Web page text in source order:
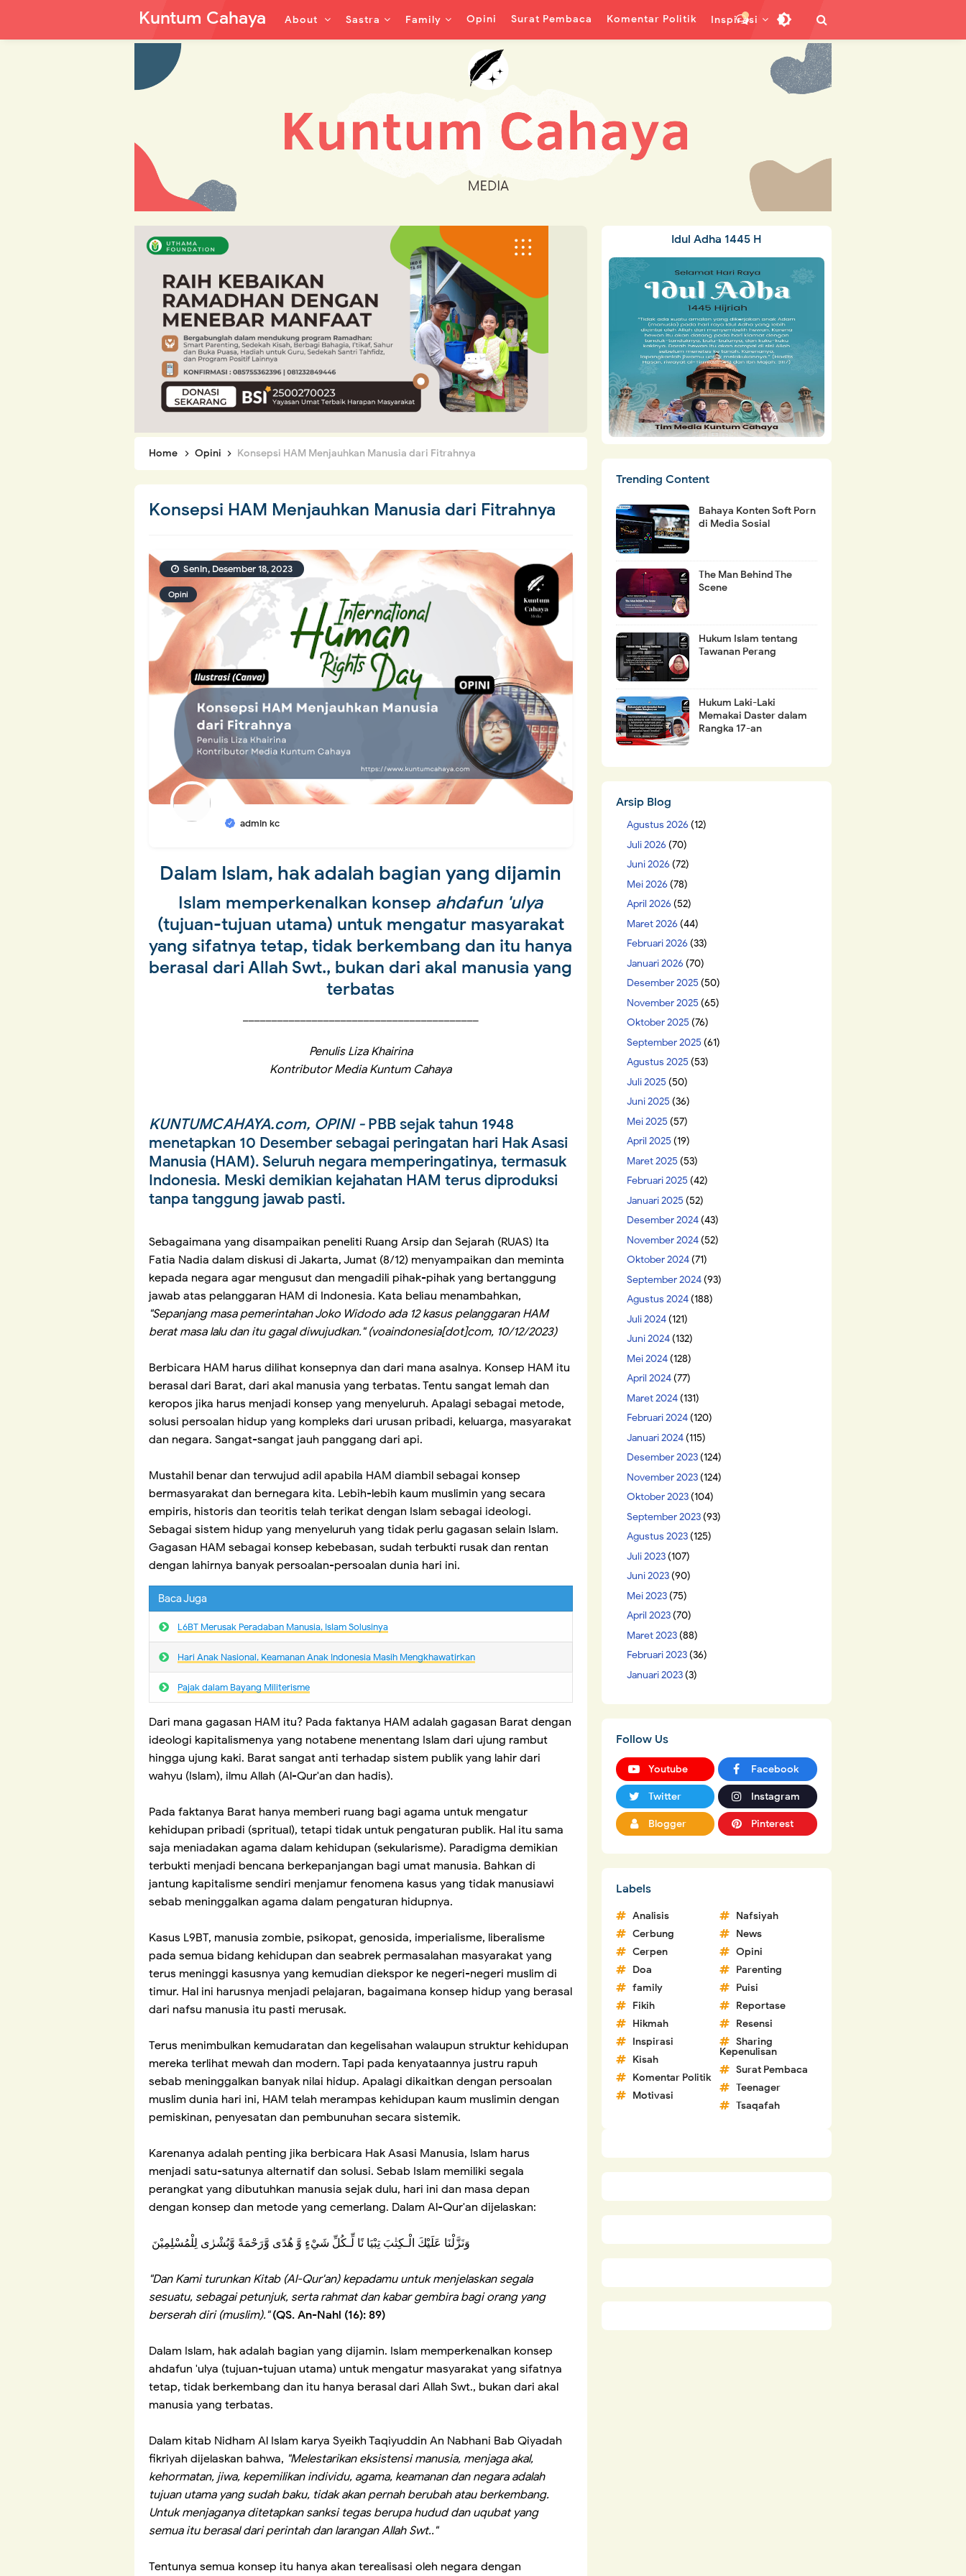
Kuntum Cahaya About Sastra Family Opini Surat Pembaca Komentar Politik Inspirasi
Home Opini Konsepsi HAM Menjauhkan Manusia dari Fitrahnya
Konsepsi HAM Menjauhkan Manusia dari Fitrahnya
Opini
admin kc
Senin, Desember 18, 2023
Dalam Islam, hak adalah bagian yang dijamin
Islam memperkenalkan konsep ahdafun 'ulya
(tujuan-tujuan utama) untuk mengatur masyarakat
yang sifatnya tetap, tidak berkembang dan itu hanya
berasal dari Allah Swt., bukan dari akal manusia yang
terbatas
Penulis Liza Khairina
Kontributor Media Kuntum Cahaya
KUNTUMCAHAYA.com, OPINI -PBB sejak tahun 1948
menetapkan 10 Desember sebagai peringatan hari Hak Asasi
Manusia (HAM). Seluruh negara memperingatinya, termasuk
Indonesia. Meski demikian kejahatan HAM terus diproduksi
tanpa tanggung jawab pasti.
Sebagaimana yang disampaikan peneliti Ruang Arsip dan Sejarah (RUAS) Ita
Fatia Nadia dalam diskusi di Jakarta, Jumat (8/12) menyampaikan dan meminta
kepada negara agar mengusut dan mengadili pihak-pihak yang bertanggung
jawab atas pelanggaran HAM di Indonesia. Kata beliau menambahkan,
"Sepanjang masa pemerintahan Joko Widodo ada 12 kasus pelanggaran HAM
berat masa lalu dan itu gagal diwujudkan." (voaindonesia[dot]com, 10/12/2023)
Berbicara HAM harus dilihat konsepnya dan dari mana asalnya. Konsep HAM itu
berasal dari Barat, dari akal manusia yang terbatas. Tentu sangat lemah dan
keropos jika harus menjadi konsep yang menyeluruh. Apalagi sebagai metode,
solusi persoalan hidup yang kompleks dari urusan pribadi, keluarga, masyarakat
dan negara. Sangat-sangat jauh panggang dari api.
Mustahil benar dan terwujud adil apabila HAM diambil sebagai konsep
bermasyarakat dan bernegara kita. Lebih-lebih kaum muslimin yang secara
empiris, historis dan teoritis telah terikat dengan Islam sebagai ideologi.
Sebagai sistem hidup yang menyeluruh yang tidak perlu gagasan selain Islam.
Gagasan HAM sebagai konsep kebebasan, sudah terbukti rusak dan rentan
dengan lahirnya banyak persoalan-persoalan dunia hari ini.
Baca Juga
L6BT Merusak Peradaban Manusia, IsIam Solusinya
Hari Anak Nasional, Keamanan Anak Indonesia Masih Mengkhawatirkan
Pajak dalam Bayang Militerisme
Dari mana gagasan HAM itu? Pada faktanya HAM adalah gagasan Barat dengan
ideologi kapitalismenya yang notabene menentang Islam dari ujung rambut
hingga ujung kaki. Barat sangat anti terhadap sistem publik yang lahir dari
wahyu (Islam), ilmu Allah (Al-Qur'an dan hadis).
Pada faktanya Barat hanya memberi ruang bagi agama untuk mengatur
kehidupan pribadi (spritual), tetapi tidak untuk pengaturan publik. Hal itu sama
saja meniadakan agama dalam kehidupan (sekularisme). Paradigma demikian
terbukti menjadi bencana berkepanjangan bagi umat manusia. Bahkan di
jantung kapitalisme sendiri menjamur fenomena kasus yang tidak manusiawi
sebab meninggalkan agama dalam pengaturan hidupnya.
Kasus L9BT, manusia zombie, psikopat, genosida, imperialisme, liberalisme
pada semua bidang kehidupan dan seabrek permasalahan masyarakat yang
terus meninggi kasusnya yang kemudian diekspor ke negeri-negeri muslim di
timur. Hal ini harusnya menjadi pelajaran, bagaimana konsep hidup yang berasal
dari nafsu manusia itu pasti merusak.
Terus menimbulkan kemudaratan dan kegelisahan walaupun struktur kehidupan
mereka terlihat mewah dan modern. Tapi pada kenyataannya justru rapuh
sebab meninggalkan banyak nilai hidup. Apalagi dikaitkan dengan persoalan
muslim dunia hari ini, HAM telah merampas kehidupan kaum muslimin dengan
pemiskinan, penyesatan dan pembunuhan secara sistemik.
Karenanya adalah penting jika berbicara Hak Asasi Manusia, Islam harus
menjadi satu-satunya alternatif dan solusi. Sebab Islam memiliki segala
perangkat yang dibutuhkan manusia sejak dulu, hari ini dan masa depan
dengan konsep dan metode yang cemerlang. Dalam Al-Qur'an dijelaskan:
وَنَزَّلْنَا عَلَيْكَ الْـكِتٰبَ تِبْيَا نًا لِّـكُلِّ شَيْءٍ وَّ هُدًى وَّرَحْمَةً وَّبُشْرٰى لِلْمُسْلِمِيْنَ
"Dan Kami turunkan Kitab (Al-Qur'an) kepadamu untuk menjelaskan segala
sesuatu, sebagai petunjuk, serta rahmat dan kabar gembira bagi orang yang
berserah diri (muslim)." (QS. An-Nahl (16): 89)
Dalam Islam, hak adalah bagian yang dijamin. Islam memperkenalkan konsep
ahdafun 'ulya (tujuan-tujuan utama) untuk mengatur masyarakat yang sifatnya
tetap, tidak berkembang dan itu hanya berasal dari Allah Swt., bukan dari akal
manusia yang terbatas.
Dalam kitab Nidham Al Islam karya Syeikh Taqiyuddin An Nabhani Bab Qiyadah
fikriyah dijelaskan bahwa, "Melestarikan eksistensi manusia, menjaga akal,
kehormatan, jiwa, kepemilikan individu, agama, keamanan dan negara adalah
tujuan utama yang sudah baku, tidak akan pernah berubah atau berkembang.
Untuk menjaganya ditetapkan sanksi tegas berupa hudud dan uqubat yang
semua itu berasal dari perintah dan larangan Allah Swt.."
Tentunya semua konsep itu hanya akan terealisasi oleh negara dengan
Idul Adha 1445 H
Trending Content
Bahaya Konten Soft Porn
di Media Sosial
The Man Behind The
Scene
Hukum Islam tentang
Tawanan Perang
Hukum Laki-Laki
Memakai Daster dalam
Rangka 17-an
Arsip Blog
Agustus 2026 (12)
Juli 2026 (70)
Juni 2026 (72)
Mei 2026 (78)
April 2026 (52)
Maret 2026 (44)
Februari 2026 (33)
Januari 2026 (70)
Desember 2025 (50)
November 2025 (65)
Oktober 2025 (76)
September 2025 (61)
Agustus 2025 (53)
Juli 2025 (50)
Juni 2025 (36)
Mei 2025 (57)
April 2025 (19)
Maret 2025 (53)
Februari 2025 (42)
Januari 2025 (52)
Desember 2024(43)
November 2024(52)
Oktober 2024(71)
September 2024(93)
Agustus 2024(188)
Juli 2024(121)
Juni 2024(132)
Mei 2024(128)
April 2024(77)
Maret 2024(131)
Februari 2024(120)
Januari 2024(115)
Desember 2023(124)
November 2023(124)
Oktober 2023(104)
September 2023(93)
Agustus 2023(125)
Juli 2023(107)
Juni 2023(90)
Mei 2023(75)
April 2023(70)
Maret 2023(88)
Februari 2023(36)
Januari 2023(3)
Follow Us
Youtube Facebook
Twitter Instagram
Blogger Pinterest
Labels
Analisis
Cerbung
Cerpen
Doa
family
Fikih
Hikmah
Inspirasi
Kisah
Komentar Politik
Motivasi
Nafsiyah
News
Opini
Parenting
Puisi
Reportase
Resensi
Sharing
Kepenulisan
Surat Pembaca
Teenager
Tsaqafah